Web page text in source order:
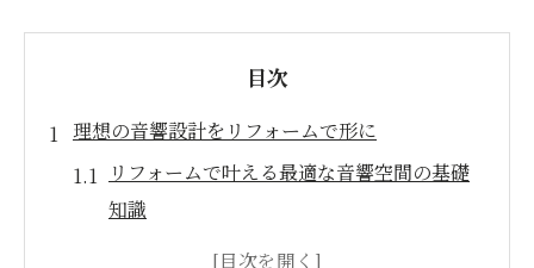
目次
理想の音響設計をリフォームで形に
リフォームで叶える最適な音響空間の基礎
知識
音響設計を意識したリフォームの重要ポイ